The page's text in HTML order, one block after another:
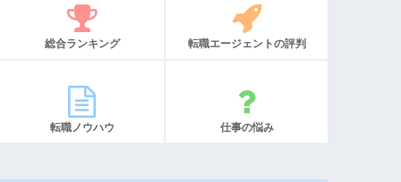
総合ランキング 転職エージェントの評判
転職ノウハウ 仕事の悩み